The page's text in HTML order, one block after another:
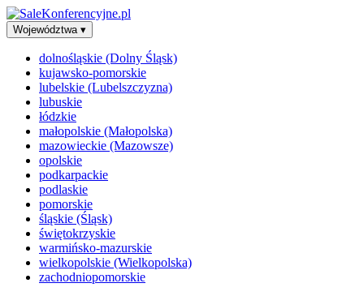
Województwa ▾
dolnośląskie (Dolny Śląsk)
kujawsko-pomorskie
lubelskie (Lubelszczyzna)
lubuskie
łódzkie
małopolskie (Małopolska)
mazowieckie (Mazowsze)
opolskie
podkarpackie
podlaskie
pomorskie
śląskie (Śląsk)
świętokrzyskie
warmińsko-mazurskie
wielkopolskie (Wielkopolska)
zachodniopomorskie